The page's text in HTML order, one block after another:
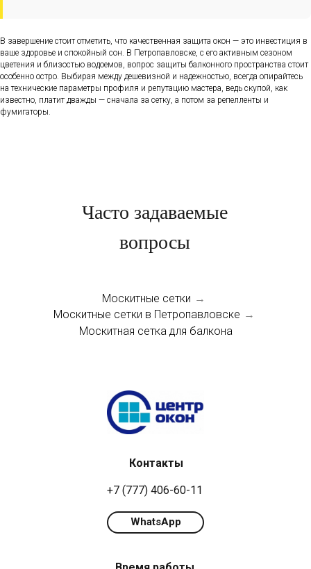
В завершение стоит отметить, что качественная защита окон — это инвестиция в
ваше здоровье и спокойный сон. В Петропавловске, с его активным сезоном
цветения и близостью водоемов, вопрос защиты балконного пространства стоит
особенно остро. Выбирая между дешевизной и надежностью, всегда опирайтесь
на технические параметры профиля и репутацию мастера, ведь скупой, как
известно, платит дважды — сначала за сетку, а потом за репелленты и
фумигаторы.
Часто задаваемые
вопросы
Москитные сетки →
Москитные сетки в Петропавловске →
Москитная сетка для балкона
+7 (777) 406-60-11
Контакты
WhatsApp